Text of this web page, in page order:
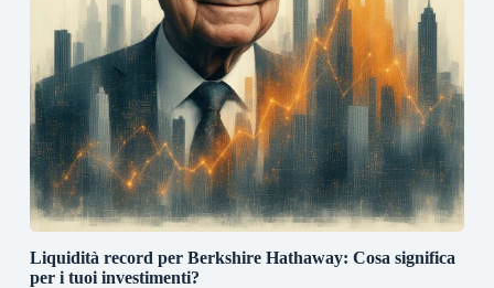
Liquidità record per Berkshire Hathaway: Cosa significa
per i tuoi investimenti?